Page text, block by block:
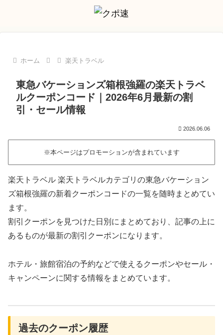
ホーム 楽天トラベル
東急バケーションズ箱根強羅の楽天トラベ
ルクーポンコード｜2026年6月最新の割
引・セール情報
2026.06.06
※本ページはプロモーションが含まれています
楽天トラベル 楽天トラベルカテゴリの東急バケーション
ズ箱根強羅の新着クーポンコードの一覧を随時まとめてい
ます。
割引クーポンを見つけた日別にまとめており、記事の上に
あるものが最新の割引クーポンになります。
ホテル・旅館宿泊の予約などで使えるクーポンやセール・
キャンペーンに関する情報をまとめています。
過去のクーポン履歴